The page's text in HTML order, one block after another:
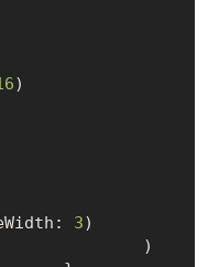
)
3)